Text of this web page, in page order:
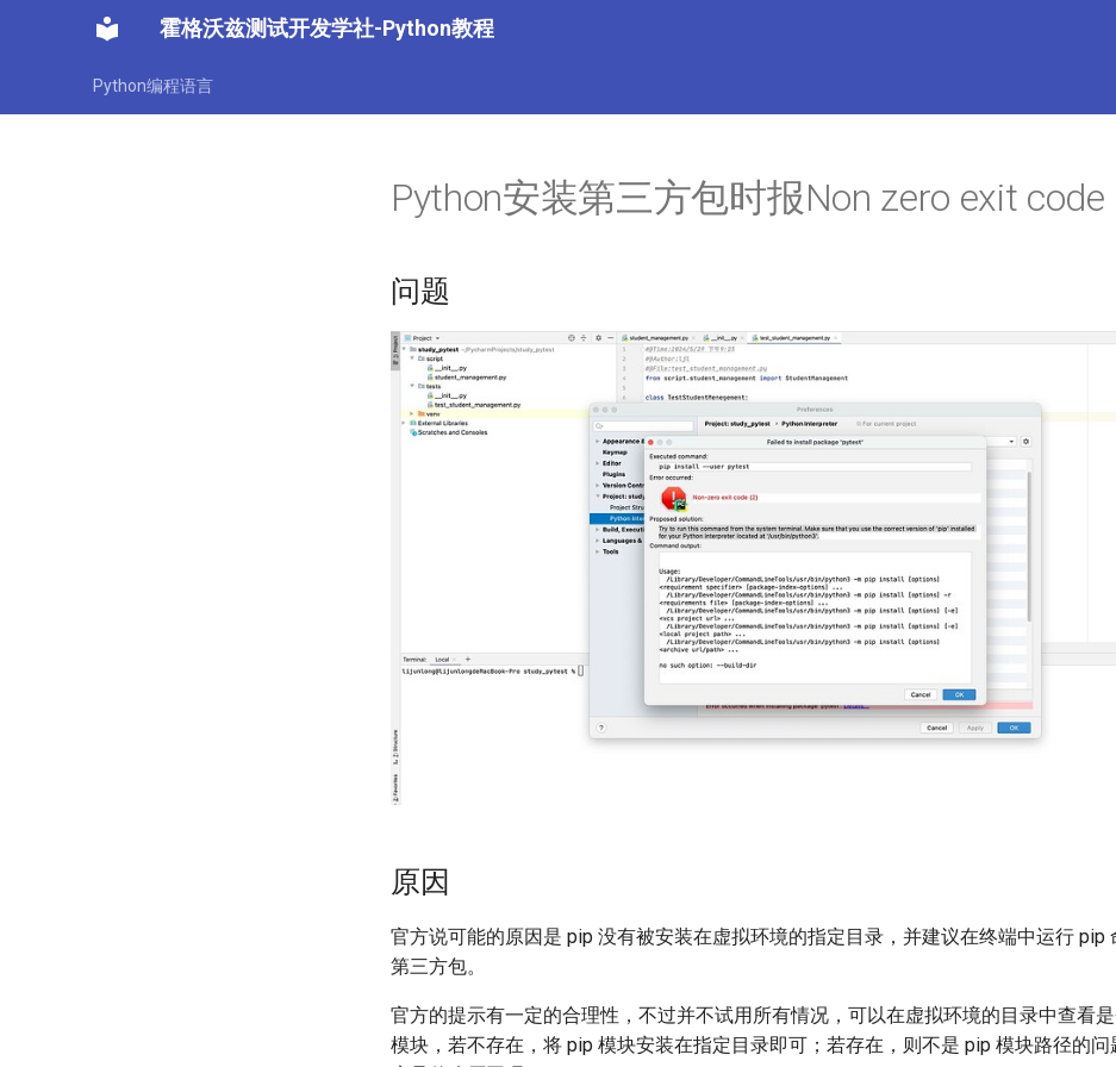
霍格沃兹测试开发学社-Python教程
Python编程语言
Python安装第三方包时报Non zero exit code
问题
原因
官方说可能的原因是 pip 没有被安装在虚拟环境的指定目录，并建议在终端中运行 pip
第三方包。
官方的提示有一定的合理性，不过并不试用所有情况，可以在虚拟环境的目录中查看
模块，若不存在，将 pip 模块安装在指定目录即可；若存在，则不是 pip 模块路径的问